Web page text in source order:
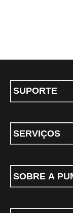
SUPORTE
SERVIÇOS
SOBRE A